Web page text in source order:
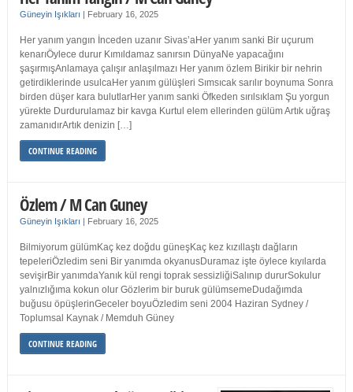
Güneyin Işıkları | February 16, 2025
Her yanım yangın İnceden uzanır Sivas’aHer yanım sanki Bir uçurum
kenarıÖylece durur Kımıldamaz sanırsın DünyaNe yapacağını
şaşırmışAnlamaya çalışır anlaşılmazı Her yanım özlem Birikir bir nehrin
getirdiklerinde usulcaHer yanım gülüşleri Sımsıcak sarılır boynuma Sonra
birden düşer kara bulutlarHer yanım sanki Öfkeden sırılsıklam Şu yorgun
yürekte Durdurulamaz bir kavga Kurtul elem ellerinden gülüm Artık uğraş
zamanıdırArtık denizin […]
CONTINUE READING
Özlem / M Can Guney
Güneyin Işıkları | February 16, 2025
Bilmiyorum gülümKaç kez doğdu güneşKaç kez kızıllaştı dağların
tepeleriÖzledim seni Bir yanımda okyanusDuramaz işte öylece kıyılarda
sevişirBir yanımdaYanık kül rengi toprak sessizliğiSalınıp dururSokulur
yalnızlığıma kokun olur Gözlerim bir buruk gülümsemeDudağımda
buğusu öpüşlerinGeceler boyuÖzledim seni 2004 Haziran Sydney /
Toplumsal Kaynak / Memduh Güney
CONTINUE READING